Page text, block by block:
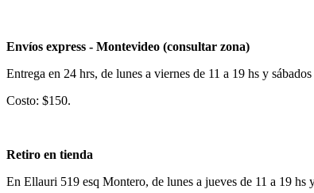
Envíos express - Montevideo (consultar zona)
Entrega en 24 hrs, de lunes a viernes de 11 a 19 hs y
Costo: $150.
Retiro en tienda
En Ellauri 519 esq Montero, de lunes a jueves de 11 a 19 hs